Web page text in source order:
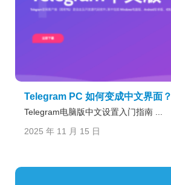
Telegram PC 如何变成中文界面？
Telegram电脑版中文设置入门指南 ...
2025 年 11 月 15 日